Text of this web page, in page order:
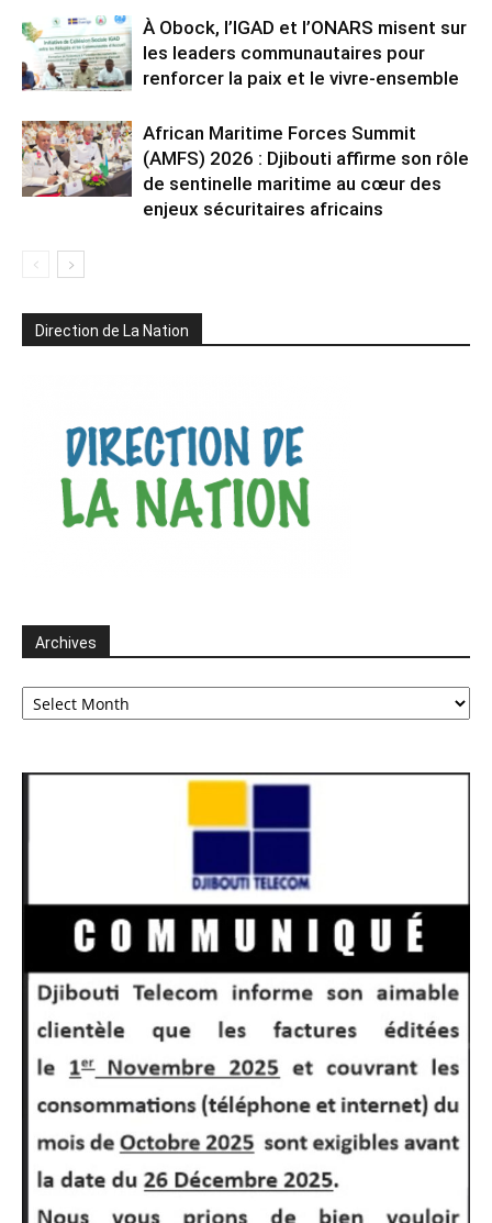
À Obock, l’IGAD et l’ONARS misent sur
les leaders communautaires pour
renforcer la paix et le vivre-ensemble
African Maritime Forces Summit
(AMFS) 2026 : Djibouti affirme son rôle
de sentinelle maritime au cœur des
enjeux sécuritaires africains
Direction de La Nation
Archives
Archives